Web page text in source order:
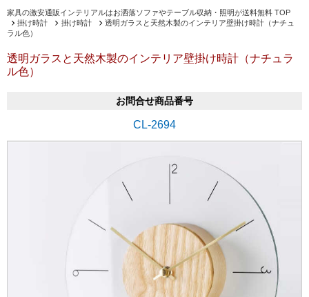
家具の激安通販インテリアルはお洒落ソファやテーブル収納・照明が送料無料 TOP
掛け時計
掛け時計
透明ガラスと天然木製のインテリア壁掛け時計（ナチュ
ラル色）
透明ガラスと天然木製のインテリア壁掛け時計（ナチュラ
ル色）
お問合せ商品番号
CL-2694